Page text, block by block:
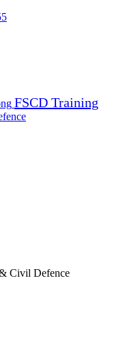
FSCD Training
Civil Defence